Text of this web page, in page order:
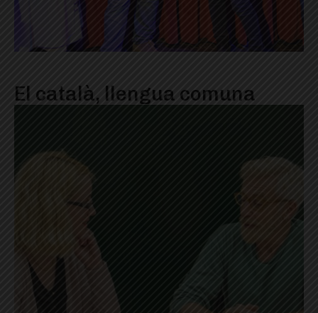
El català, llengua comuna